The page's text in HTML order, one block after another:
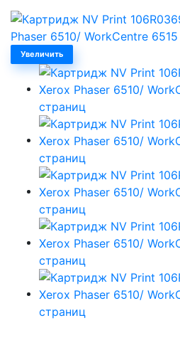
Увеличить